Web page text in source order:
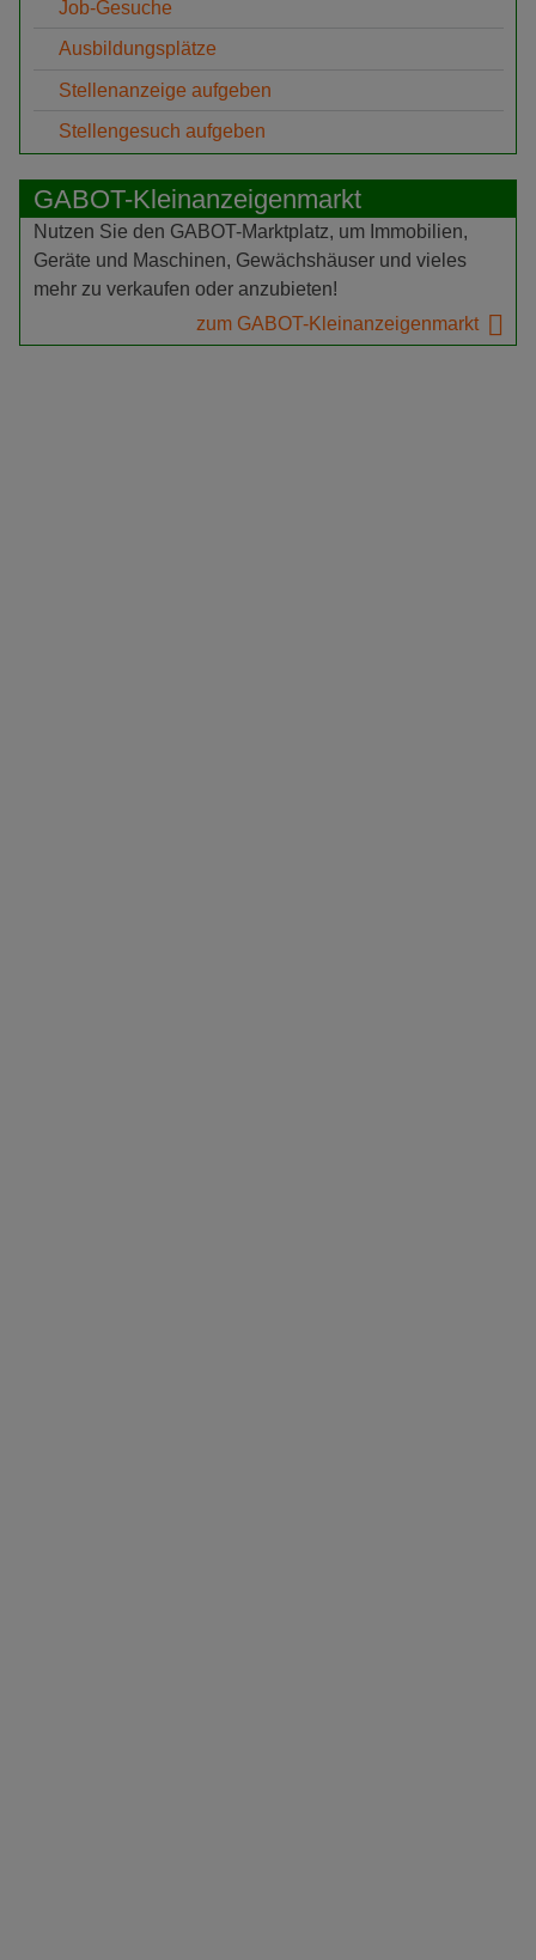
Job-Gesuche
Ausbildungsplätze
Stellenanzeige aufgeben
Stellengesuch aufgeben
GABOT-Kleinanzeigenmarkt
Nutzen Sie den GABOT-Marktplatz, um Immobilien,
Geräte und Maschinen, Gewächshäuser und vieles
mehr zu verkaufen oder anzubieten!
zum GABOT-Kleinanzeigenmarkt